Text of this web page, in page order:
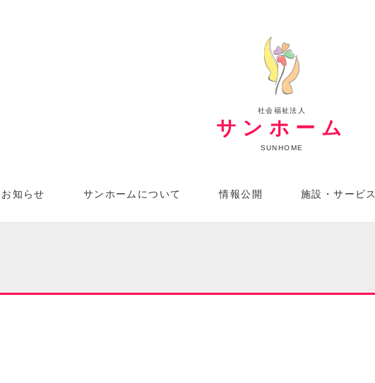
社会福祉法人
サンホーム
SUNHOME
お知らせ サンホームについて 情報公開 施設・サービス